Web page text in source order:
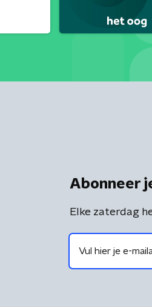
Abonneer
Elke zaterdag